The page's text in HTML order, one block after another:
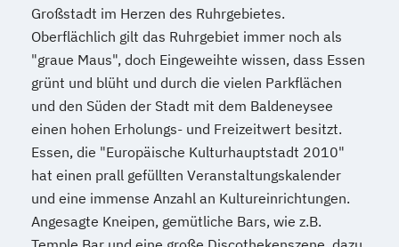
Großstadt im Herzen des Ruhrgebietes.
Oberflächlich gilt das Ruhrgebiet immer noch als
"graue Maus", doch Eingeweihte wissen, dass Essen
grünt und blüht und durch die vielen Parkflächen
und den Süden der Stadt mit dem Baldeneysee
einen hohen Erholungs- und Freizeitwert besitzt.
Essen, die "Europäische Kulturhauptstadt 2010"
hat einen prall gefüllten Veranstaltungskalender
und eine immense Anzahl an Kultureinrichtungen.
Angesagte Kneipen, gemütliche Bars, wie z.B.